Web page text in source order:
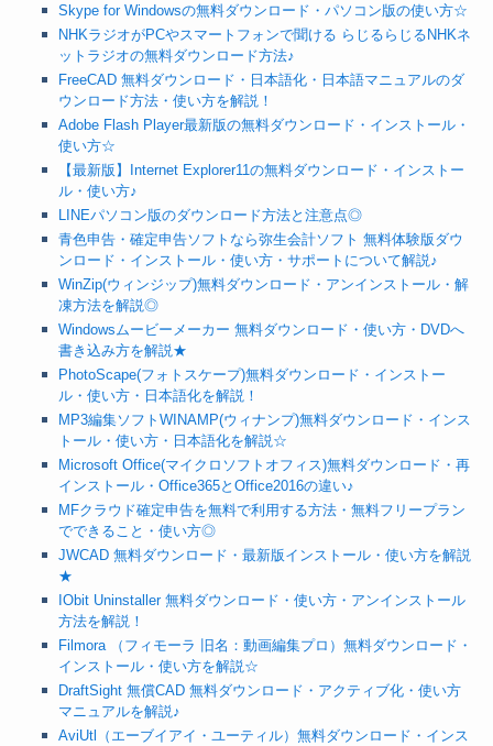
Skype for Windowsの無料ダウンロード・パソコン版の使い方☆
NHKラジオがPCやスマートフォンで聞ける らじるらじるNHKネ
ットラジオの無料ダウンロード方法♪
FreeCAD 無料ダウンロード・日本語化・日本語マニュアルのダ
ウンロード方法・使い方を解説！
Adobe Flash Player最新版の無料ダウンロード・インストール・
使い方☆
【最新版】Internet Explorer11の無料ダウンロード・インストー
ル・使い方♪
LINEパソコン版のダウンロード方法と注意点◎
青色申告・確定申告ソフトなら弥生会計ソフト 無料体験版ダウ
ンロード・インストール・使い方・サポートについて解説♪
WinZip(ウィンジップ)無料ダウンロード・アンインストール・解
凍方法を解説◎
Windowsムービーメーカー 無料ダウンロード・使い方・DVDへ
書き込み方を解説★
PhotoScape(フォトスケープ)無料ダウンロード・インストー
ル・使い方・日本語化を解説！
MP3編集ソフトWINAMP(ウィナンプ)無料ダウンロード・インス
トール・使い方・日本語化を解説☆
Microsoft Office(マイクロソフトオフィス)無料ダウンロード・再
インストール・Office365とOffice2016の違い♪
MFクラウド確定申告を無料で利用する方法・無料フリープラン
でできること・使い方◎
JWCAD 無料ダウンロード・最新版インストール・使い方を解説
★
IObit Uninstaller 無料ダウンロード・使い方・アンインストール
方法を解説！
Filmora （フィモーラ 旧名：動画編集プロ）無料ダウンロード・
インストール・使い方を解説☆
DraftSight 無償CAD 無料ダウンロード・アクティブ化・使い方
マニュアルを解説♪
AviUtl（エーブイアイ・ユーティル）無料ダウンロード・インス